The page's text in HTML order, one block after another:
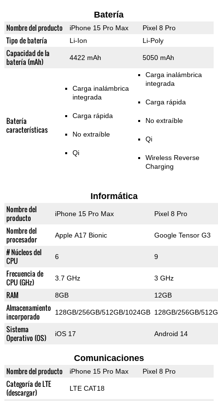
Batería
Nombre del producto iPhone 15 Pro Max Pixel 8 Pro
Tipo de batería Li-Ion Li-Poly
Capacidad de la
batería (mAh)
4422 mAh 5050 mAh
Batería
características
Carga inalámbrica
integrada
Carga rápida
No extraíble
Qi
Carga inalámbrica
integrada
Carga rápida
No extraíble
Qi
Wireless Reverse
Charging
Informática
Nombre del
producto
iPhone 15 Pro Max Pixel 8 Pro
Nombre del
procesador
Apple A17 Bionic Google Tensor G3
# Núcleos del
CPU
6 9
Frecuencia de
CPU (GHz)
3.7 GHz 3 GHz
RAM 8GB 12GB
Almacenamiento
incorporado
128GB/256GB/512GB/1024GB 128GB/256GB/
Sistema
Operativo (OS)
iOS 17 Android 14
Comunicaciones
Nombre del producto iPhone 15 Pro Max Pixel 8 Pro
Categoría de LTE
(descargar)
LTE CAT18